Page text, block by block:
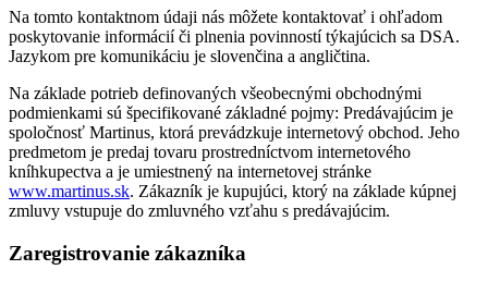
Na tomto kontaktnom údaji nás môžete kontaktovať i ohľadom
poskytovanie informácií či plnenia povinností týkajúcich sa DSA.
Jazykom pre komunikáciu je slovenčina a angličtina.
Na základe potrieb definovaných všeobecnými obchodnými
podmienkami sú špecifikované základné pojmy: Predávajúcim je
spoločnosť Martinus, ktorá prevádzkuje internetový obchod. Jeho
predmetom je predaj tovaru prostredníctvom internetového
kníhkupectva a je umiestnený na internetovej stránke
www.martinus.sk. Zákazník je kupujúci, ktorý na základe kúpnej
zmluvy vstupuje do zmluvného vzťahu s predávajúcim.
Zaregistrovanie zákazníka